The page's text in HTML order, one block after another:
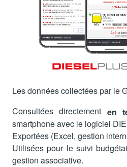
Les données collectées par le
Consultées directement en
smartphone avec le logiciel
Exportées (Excel, gestion
Utilisées pour le suivi
gestion associative.